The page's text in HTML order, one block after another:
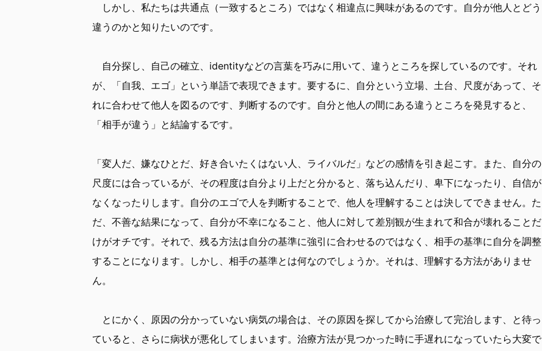
しかし、私たちは共通点（一致するところ）ではなく相違点に興味があるのです。自分が他人とどう
違うのかと知りたいのです。
自分探し、自己の確立、identityなどの言葉を巧みに用いて、違うところを探しているのです。それ
が、「自我、エゴ」という単語で表現できます。要するに、自分という立場、土台、尺度があって、そ
れに合わせて他人を図るのです、判断するのです。自分と他人の間にある違うところを発見すると、
「相手が違う」と結論するです。
「変人だ、嫌なひとだ、好き合いたくはない人、ライバルだ」などの感情を引き起こす。また、自分の
尺度には合っているが、その程度は自分より上だと分かると、落ち込んだり、卑下になったり、自信が
なくなったりします。自分のエゴで人を判断することで、他人を理解することは決してできません。た
だ、不善な結果になって、自分が不幸になること、他人に対して差別観が生まれて和合が壊れることだ
けがオチです。それで、残る方法は自分の基準に強引に合わせるのではなく、相手の基準に自分を調整
することになります。しかし、相手の基準とは何なのでしょうか。それは、理解する方法がありませ
ん。
とにかく、原因の分かっていない病気の場合は、その原因を探してから治療して完治します、と待っ
ていると、さらに病状が悪化してしまいます。治療方法が見つかった時に手遅れになっていたら大変で